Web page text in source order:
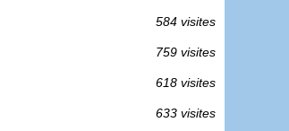
584 visites
759 visites
618 visites
633 visites